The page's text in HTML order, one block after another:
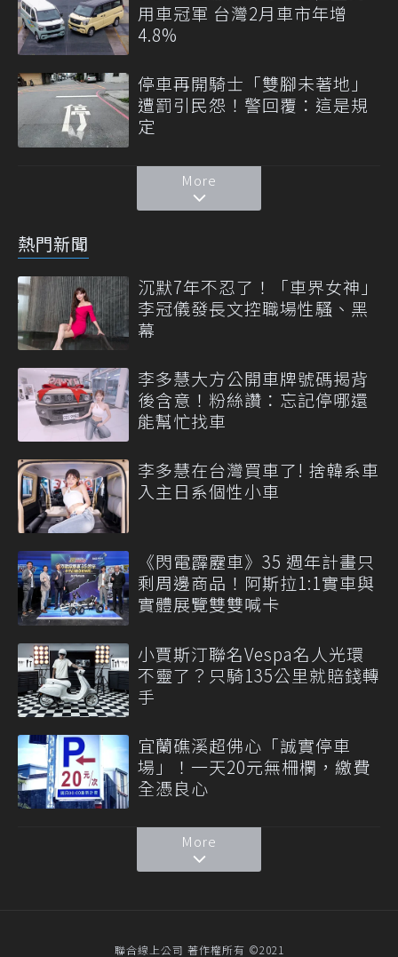
用車冠軍 台灣2月車市年增
4.8%
停車再開騎士「雙腳未著地」
遭罰引民怨！警回覆：這是規
定
More
熱門新聞
沉默7年不忍了！「車界女神」
李冠儀發長文控職場性騷、黑
幕
李多慧大方公開車牌號碼揭背
後含意！粉絲讚：忘記停哪還
能幫忙找車
李多慧在台灣買車了! 捨韓系車
入主日系個性小車
《閃電霹靂車》35 週年計畫只
剩周邊商品！阿斯拉1:1實車與
實體展覽雙雙喊卡
小賈斯汀聯名Vespa名人光環
不靈了？只騎135公里就賠錢轉
手
宜蘭礁溪超佛心「誠實停車
場」！一天20元無柵欄，繳費
全憑良心
More
聯合線上公司 著作權所有 ©2021